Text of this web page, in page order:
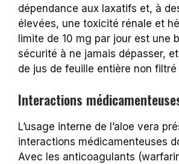
dépendance aux laxatifs et, à
élevées, une toxicité rénale et
limite de 10 mg par jour est une
sécurité à ne jamais dépasser,
de jus de feuille entière non
Interactions
L’usage interne de l’aloe vera
interactions médicamenteuses
Avec les anticoagulants